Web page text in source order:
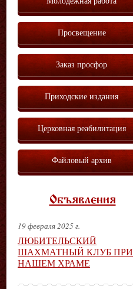
Просвещение
Заказ просфор
Приходские издания
Церковная реабилитация
Файловый архив
Объявления
19 февраля 2025 г.
ЛЮБИТЕЛЬСКИЙ
ШАХМАТНЫЙ КЛУБ ПРИ
НАШЕМ ХРАМЕ